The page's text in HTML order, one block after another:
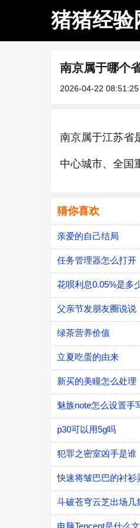
猪猪经验
南京属于哪个
2026-04-22 08:51:25
南京属于江苏省
中心城市、全国
猜你喜欢
亲爱的自己结局
任务管理器怎么打开
花呗利息0.05%是多
父亲节发朋友圈说说
绿茶营养价值
立夏吃蛋的由来
新买的美瞳怎么处理
魅族note怎么设置手
p30可以用5g吗
犯罪之密室凶手是谁
快速将皱巴巴的衬衫
斗破苍穹云芝出场几
电脑Tencent是什么